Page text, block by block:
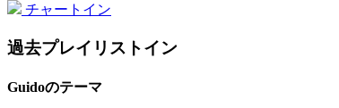
チャートイン
過去プレイリストイン
Guidoのテーマ